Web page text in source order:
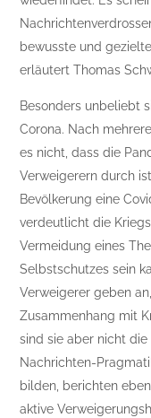
bewusste und
erläutert Thomas
Besonders unbeliebt
Corona. Nach
es nicht, dass die
Verweigerern durch
Bevölkerung eine
verdeutlicht die
Vermeidung eines
Selbstschutzes sein
Verweigerer geben
Zusammenhang mit
sind sie aber nicht die
Nachrichten-
bilden, berichten
aktive